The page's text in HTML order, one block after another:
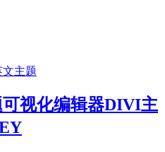
文主题
视化编辑器DIVI主